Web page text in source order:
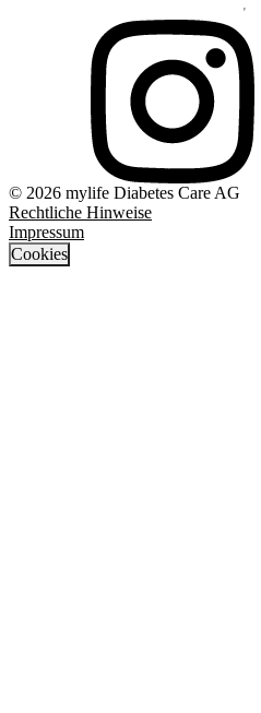
© 2026 mylife Diabetes Care AG
Rechtliche Hinweise
Impressum
Cookies